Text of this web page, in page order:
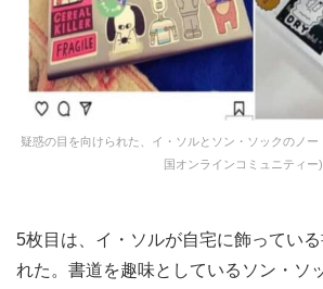
疑惑の目を向けられた、イ・ソルとソン・ソックのノ
国オンラインコミュニティー)
5枚目は、イ・ソルが自宅に飾ってい
れた。書道を趣味としているソン・ソ